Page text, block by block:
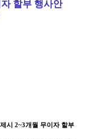
할부 행사안
시 2~3개월 무이자 할부